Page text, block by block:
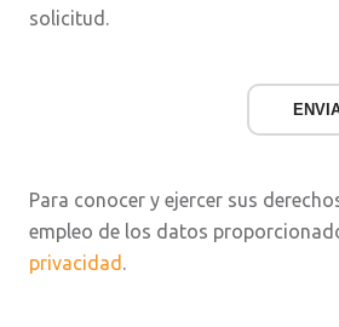
solicitud.
Para conocer y ejercer sus
empleo de los datos
privacidad .